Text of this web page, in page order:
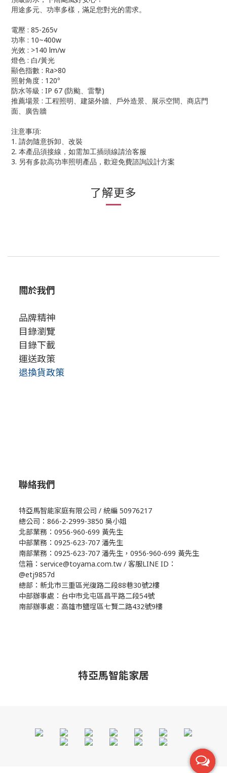
用途多元、功率多樣，滿足您對光的需求。
電壓 : 85-265v
功率 : 10~400w
光效 : >140 lm/w
燈色 : 白/黃光
顯色指數 : Ra>80
照射角度 : 120°
防水等級 : IP 67 (防颱、雷擊)
推薦場景 : 工程照明、建築外牆、戶外造景、展示空間、商店門
面、廣告牆
注意事項:
1. 請勿隨意拆卸、改裝
2. 本產品須接線，如需加工插頭線請洽客服
3. 另有多款高功率照明產品，歡迎免費諮詢設計方案
了解更多
關於我們
品牌精神
目錄瀏覽
目錄下載
運送政策
退換貨政策
聯絡我們
特亞馬智能家庭有限公司 / 統編 50976217
總公司：866-2-2999-3850 吳小姐
北部業務：0956-960-699 黃先生
中部業務：0925-623-707 潘先生
南部業務：0925-623-707 潘先生，0956-960-699 黃先生
信箱：service@toyama.com.tw / 客服LINE ID：
@etj9857d
總部：新北市三重區光復路二段88巷30號2樓
中部辦事處：台中市北屯區昌平路二段54號
南部辦事處：高雄市鹽埕區七賢二路432號9樓
特亞馬智能家居